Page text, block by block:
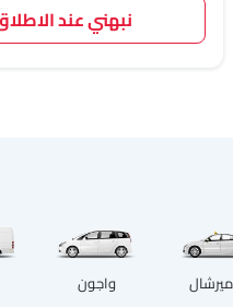
نبهني عند
واجون